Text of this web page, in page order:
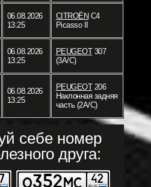
06.08.2026
13:25
CITROËN C4
Picasso II
06.08.2026
13:25
PEUGEOT307
(3A/C)
06.08.2026
13:25
PEUGEOT206
Наклонная задняя
часть (2A/C)
себе номер
друга: